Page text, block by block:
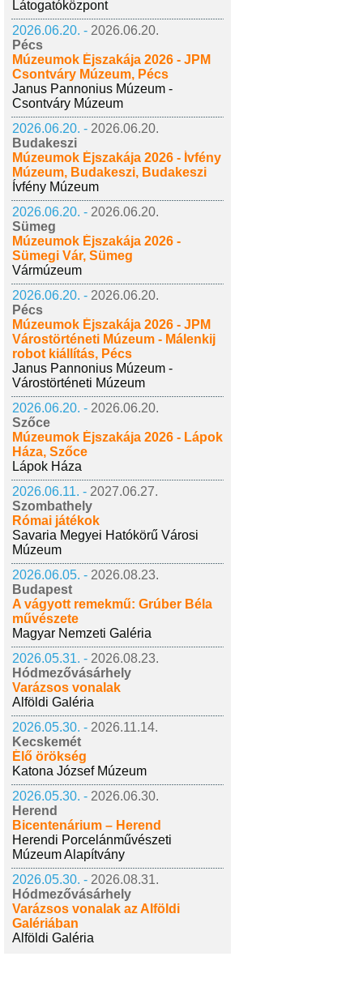
Látogatóközpont
2026.06.20. - 2026.06.20.
Pécs
Múzeumok Éjszakája 2026 - JPM
Csontváry Múzeum, Pécs
Janus Pannonius Múzeum -
Csontváry Múzeum
2026.06.20. - 2026.06.20.
Budakeszi
Múzeumok Éjszakája 2026 - Ívfény
Múzeum, Budakeszi, Budakeszi
Ívfény Múzeum
2026.06.20. - 2026.06.20.
Sümeg
Múzeumok Éjszakája 2026 -
Sümegi Vár, Sümeg
Vármúzeum
2026.06.20. - 2026.06.20.
Pécs
Múzeumok Éjszakája 2026 - JPM
Várostörténeti Múzeum - Málenkij
robot kiállítás, Pécs
Janus Pannonius Múzeum -
Várostörténeti Múzeum
2026.06.20. - 2026.06.20.
Szőce
Múzeumok Éjszakája 2026 - Lápok
Háza, Szőce
Lápok Háza
2026.06.11. - 2027.06.27.
Szombathely
Római játékok
Savaria Megyei Hatókörű Városi
Múzeum
2026.06.05. - 2026.08.23.
Budapest
A vágyott remekmű: Grúber Béla
művészete
Magyar Nemzeti Galéria
2026.05.31. - 2026.08.23.
Hódmezővásárhely
Varázsos vonalak
Alföldi Galéria
2026.05.30. - 2026.11.14.
Kecskemét
Élő örökség
Katona József Múzeum
2026.05.30. - 2026.06.30.
Herend
Bicentenárium – Herend
Herendi Porcelánművészeti
Múzeum Alapítvány
2026.05.30. - 2026.08.31.
Hódmezővásárhely
Varázsos vonalak az Alföldi
Galériában
Alföldi Galéria